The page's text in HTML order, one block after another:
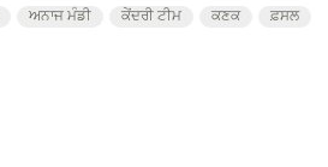
ਅਨਾਜ ਮੰਡੀ ਕੇਂਦਰੀ ਟੀਮ ਕਣਕ ਫ਼ਸਲ